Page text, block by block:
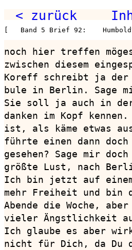
< zurück
[   Band 5 Brief 92:
noch hier treffen
zwischen diesem
Koreff schreibt ja der
bule in Berlin. Sage
Sie soll ja auch in der
danken im Kopf
ist, als käme etwas
führte einen dann
gesehen? Sage mir
größte Lust, nach
Ich bin jetzt auf
mehr Freiheit und bin
Abende die Woche,
vieler Ängstlichkeit
Ich glaube es aber
nicht für Dich, da Du